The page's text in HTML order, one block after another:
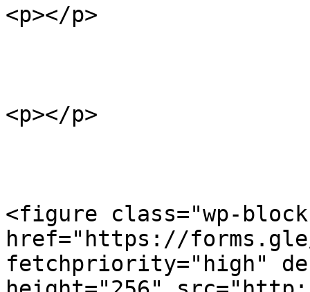
<p></p>
<p></p>
<figure class="wp-
href="https://forms.gle/
fetchpriority="high"